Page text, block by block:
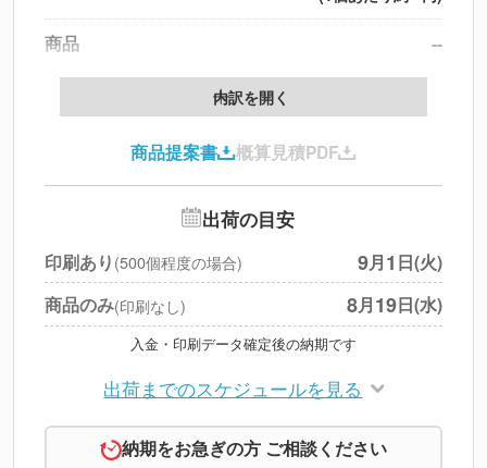
商品
--
製版代
印刷代
北海道・沖縄・離島 別途
円
※上記小計は税別です
内訳を開く
商品提案書 概算見積PDF
出荷の目安
印刷あり (500個程度の場合) 9月1 日(火)
商品のみ(印刷なし) 8月19日(水)
入金・印刷データ確定後の納期です
出荷までのスケジュールを見る
納期をお急ぎの方 ご相談ください